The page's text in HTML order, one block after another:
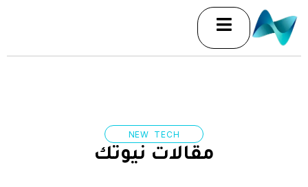
إلى
المحتوى
NEW TECH
مقالات نيوتك